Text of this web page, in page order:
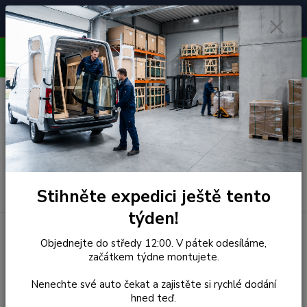
🚘
Čelní skla pro
unikátní vozy
📞
Poradenství
ZDARMA
⭐ 4.7/5 (50 recenzí)
OBJEDNÁVEJTE DO STŘEDY 12:00 - KAŽDÝ PÁTEK
EXPEDUJEME!!
Menu
Hledat
0 ks
za 0,00 Kč
Čelní Sklo - NISSAN PIXO 5D
Stihněte expedici ještě tento
týden!
Objednejte do středy 12:00. V pátek odesíláme,
začátkem týdne montujete.
Nenechte své auto čekat a zajistěte si rychlé dodání
hned teď.